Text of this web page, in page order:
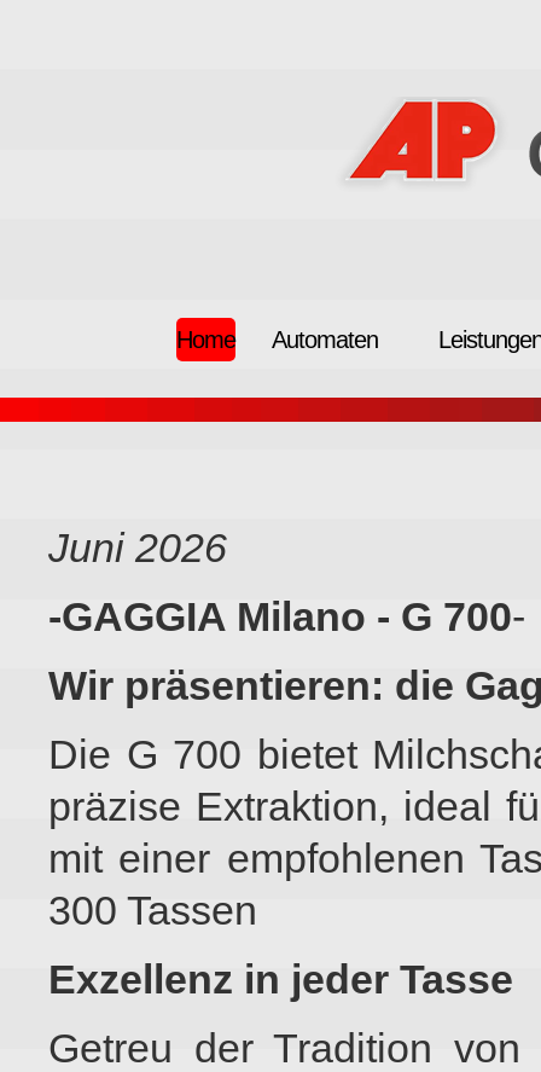
Home Automaten
Juni 2026
-GAGGIA Milano - G 700-
Wir präsentieren: die
Die G 700 bietet
präzise Extraktion, ideal
mit einer empfohlenen
300 Tassen
Exzellenz in jeder Tasse
Getreu der Tradition